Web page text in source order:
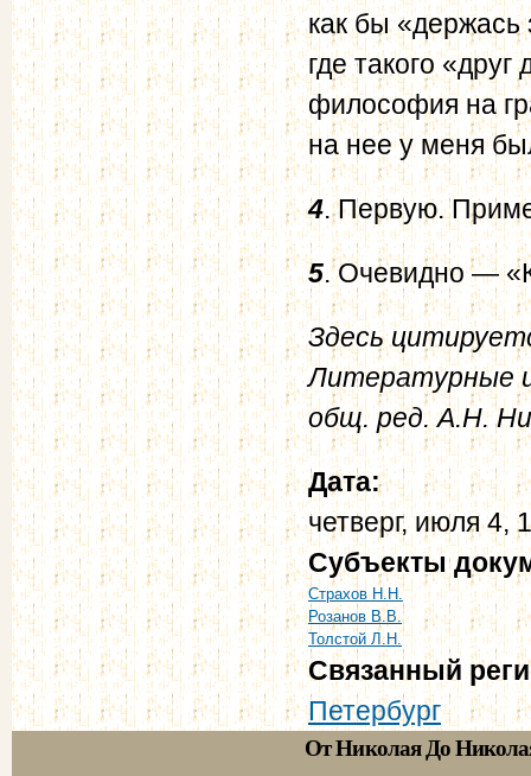
как бы «держась
где такого
философия на
на нее у меня
4. Первую.
5. Очевидно —
Здесь
Литературные
общ. ред. А.Н.
Дата:
четверг, июля 4,
Субъекты
Страхов Н.Н.
Розанов В.В.
Толстой Л.Н.
Связанный
Петербург
От Николая До